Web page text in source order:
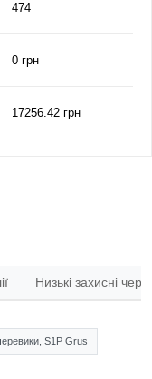
474
0 грн
17256.42 грн
Низькі захисні
S1P Grus